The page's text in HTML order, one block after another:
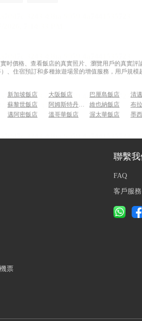
时價格、查看飯店的真實照片、瀏覽用戶的真實
、住宿預訂和多種旅遊場景的增值服務，用戶規
新加坡飯店 大阪飯店 巴厘島飯店 清
蘇黎世飯店 阿姆斯特丹飯店 維也納飯店 布
邁阿密飯店 溫哥華飯店 渥太華飯店 墨
票
聯繫我
FAQ
客戶服務